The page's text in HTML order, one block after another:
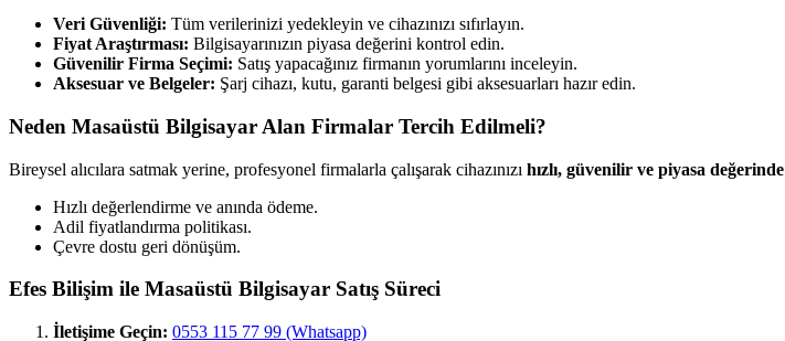
Veri Güvenliği: Tüm verilerinizi yedekleyin ve cihazınızı sıfırlayın.
Fiyat Araştırması: Bilgisayarınızın piyasa değerini kontrol edin.
Güvenilir Firma Seçimi: Satış yapacağınız firmanın yorumlarını inceleyin.
Aksesuar ve Belgeler: Şarj cihazı, kutu, garanti belgesi gibi aksesuarları hazır edin.
Neden Masaüstü Bilgisayar Alan Firmalar Tercih Edilmeli?
Bireysel alıcılara satmak yerine, profesyonel firmalarla çalışarak cihazınızı hızlı, güvenilir ve piyasa değerinde
Hızlı değerlendirme ve anında ödeme.
Adil fiyatlandırma politikası.
Çevre dostu geri dönüşüm.
Efes Bilişim ile Masaüstü Bilgisayar Satış Süreci
İletişime Geçin: 0553 115 77 99 (Whatsapp)